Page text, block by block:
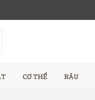
CƠ THỂ RÂU